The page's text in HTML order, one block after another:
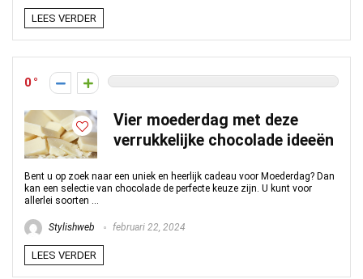
LEES VERDER
0
Vier moederdag met deze
verrukkelijke chocolade ideeën
Bent u op zoek naar een uniek en heerlijk cadeau voor Moederdag? Dan
kan een selectie van chocolade de perfecte keuze zijn. U kunt voor
allerlei soorten ...
Stylishweb februari 22, 2024
LEES VERDER